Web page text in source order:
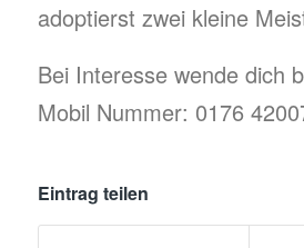
adoptierst zwei kleine
Bei Interesse wende dich
Mobil Nummer: 0176
Eintrag teilen